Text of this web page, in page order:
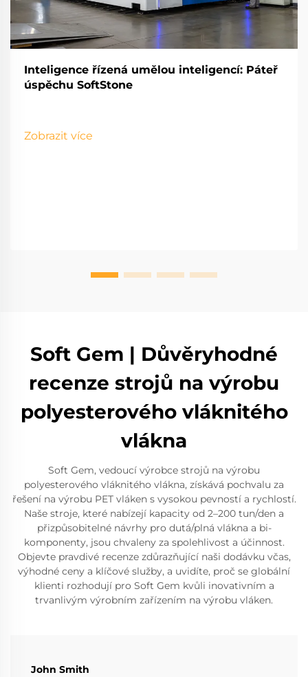
Inteligence řízená umělou inteligencí: Páteř
úspěchu SoftStone
Zobrazit více
Soft Gem | Důvěryhodné
recenze strojů na výrobu
polyesterového vláknitého
vlákna
Soft Gem, vedoucí výrobce strojů na výrobu
polyesterového vláknitého vlákna, získává pochvalu za
řešení na výrobu PET vláken s vysokou pevností a rychlostí.
Naše stroje, které nabízejí kapacity od 2–200 tun/den a
přizpůsobitelné návrhy pro dutá/plná vlákna a bi-
komponenty, jsou chvaleny za spolehlivost a účinnost.
Objevte pravdivé recenze zdůrazňující naši dodávku včas,
výhodné ceny a klíčové služby, a uvidíte, proč se globální
klienti rozhodují pro Soft Gem kvůli inovativním a
trvanlivým výrobním zařízením na výrobu vláken.
John Smith